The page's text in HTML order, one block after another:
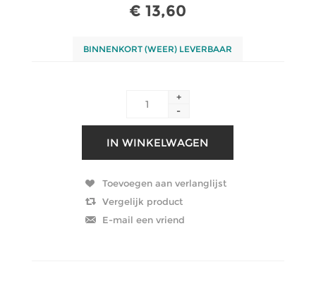
€ 13,60
BINNENKORT (WEER) LEVERBAAR
+
-